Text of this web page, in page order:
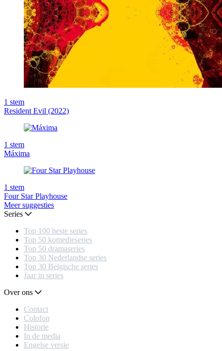
1 stem
Resident Evil (2022)
1 stem
Máxima
1 stem
Four Star Playhouse
Meer suggesties
Series
Top 100 beste series
Top 50 komedieseries
Top 50 dramaseries
Top 30 Nederlandse series
Top 30 Belgische series
Jaar in series
Over ons
Contact
Colofon
Historie
In de media
Engelse versie